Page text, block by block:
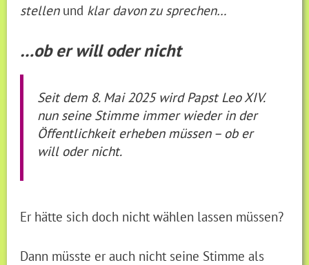
stellenund klar davon zu sprechen…
…ob er will oder nicht
Seit dem 8. Mai 2025 wird Papst Leo XIV.
nun seine Stimme immer wieder in der
Öffentlichkeit erheben müssen – ob er
will oder nicht.
Er hätte sich doch nicht wählen lassen müssen?
Dann müsste er auch nicht seine Stimme als